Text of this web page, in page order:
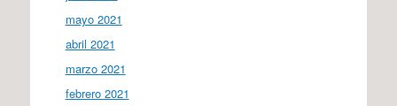
mayo 2021
abril 2021
marzo 2021
febrero 2021